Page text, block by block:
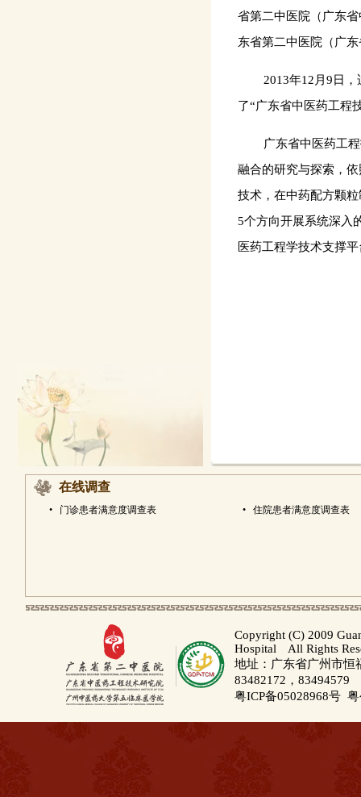
省第二中医院（广东
东省第二中医院（广
2013年12月9日
了“广东省中医药工程
广东省中医药工
融合的研究与探索，
技术，在中药配方颗
5个方向开展系统深入
医药工程学技术支撑
在线调查
• 门诊患者满意度调查表 • 住院患者满意度调查表
Copyright (C) 2009
Hospital All Rights
地址：广东省广州市
83482172，83494579
粤ICP备05028968号